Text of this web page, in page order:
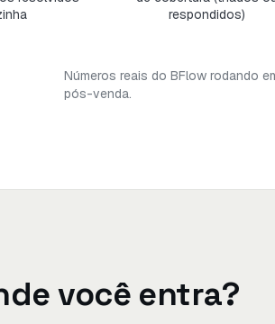
respondidos)
Números reais do BFlow rodando
pós-venda.
você entra?